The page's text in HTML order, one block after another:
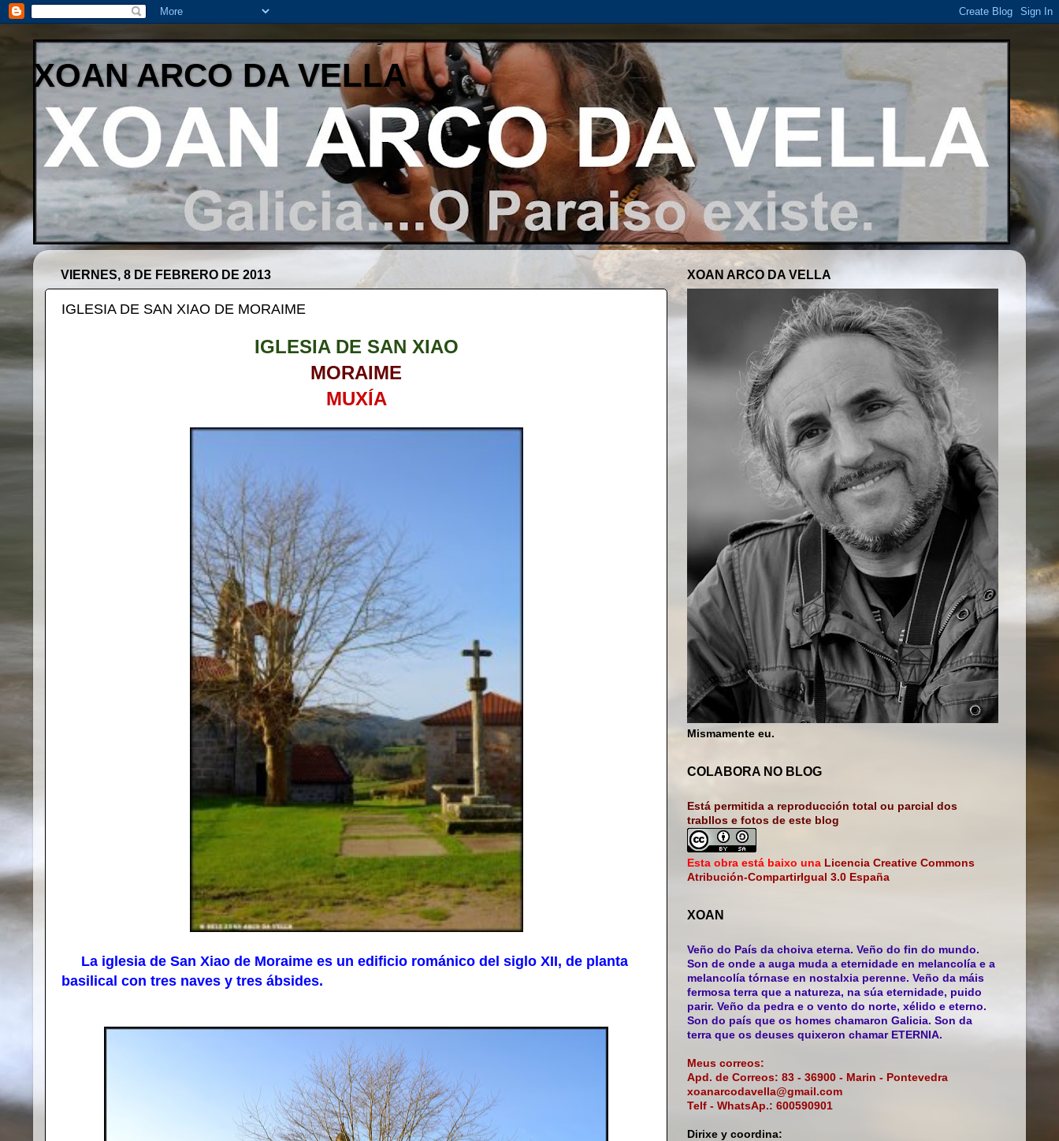
XOAN ARCO DA VELLA
VIERNES, 8 DE FEBRERO DE 2013
IGLESIA DE SAN XIAO DE MORAIME
IGLESIA DE SAN XIAO
MORAIME
MUXÍA
La iglesia de San Xiao de Moraime es un edificio románico del siglo XII, de planta
basilical con tres naves y tres ábsides.
XOAN ARCO DA VELLA
Mismamente eu.
COLABORA NO BLOG
Está permitida a reproducción total ou parcial dos
trabllos e fotos de este blog
Esta obra está baixo una Licencia Creative Commons
Atribución-CompartirIgual 3.0 España
XOAN
Veño do País da choiva eterna. Veño do fin do mundo.
Son de onde a auga muda a eternidade en melancolía e a
melancolía tórnase en nostalxia perenne. Veño da máis
fermosa terra que a natureza, na súa eternidade, puido
parir. Veño da pedra e o vento do norte, xélido e eterno.
Son do país que os homes chamaron Galicia. Son da
terra que os deuses quixeron chamar ETERNIA.
Meus correos:
Apd. de Correos: 83 - 36900 - Marin - Pontevedra
xoanarcodavella@gmail.com
Telf - WhatsAp.: 600590901
Dirixe y coordina: